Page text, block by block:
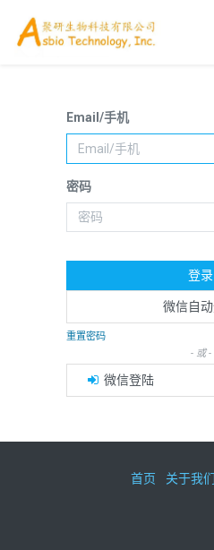
Email/手机
密码
登录
微信自
重置密码
- 或 -
微信登陆
首页 关于我们